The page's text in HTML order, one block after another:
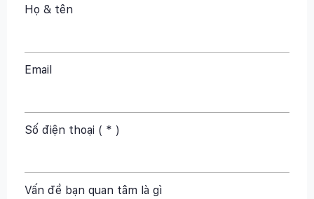
Họ & tên
Email
Số điện thoại ( * )
Vấn đề bạn quan tâm là gì